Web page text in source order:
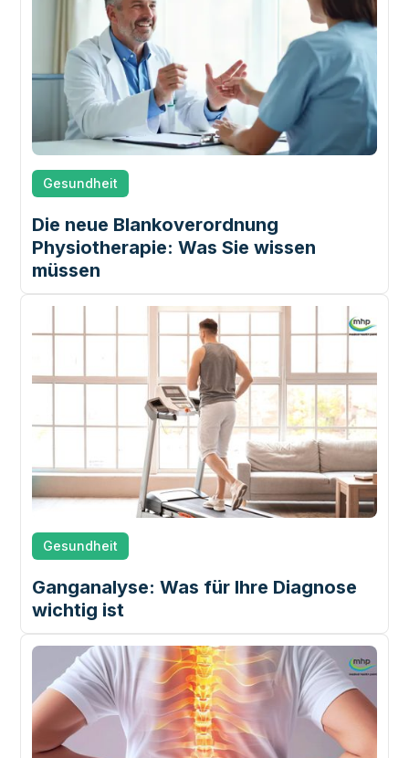
Gesundheit
Die neue Blankoverordnung
Physiotherapie: Was Sie wissen
müssen
Gesundheit
Ganganalyse: Was für Ihre Diagnose
wichtig ist